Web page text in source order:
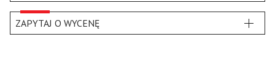
ZAPYTAJ O WYCENĘ